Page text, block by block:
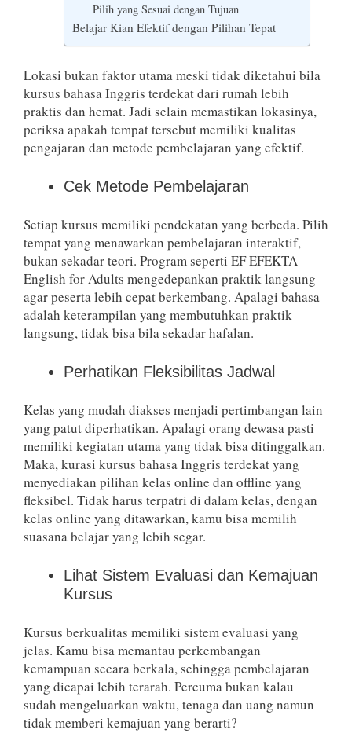
Pilih yang Sesuai dengan Tujuan
Belajar Kian Efektif dengan Pilihan Tepat
Lokasi bukan faktor utama meski tidak diketahui bila
kursus bahasa Inggris terdekat dari rumah lebih
praktis dan hemat. Jadi selain memastikan lokasinya,
periksa apakah tempat tersebut memiliki kualitas
pengajaran dan metode pembelajaran yang efektif.
Cek Metode Pembelajaran
Setiap kursus memiliki pendekatan yang berbeda. Pilih
tempat yang menawarkan pembelajaran interaktif,
bukan sekadar teori. Program seperti EF EFEKTA
English for Adults mengedepankan praktik langsung
agar peserta lebih cepat berkembang. Apalagi bahasa
adalah keterampilan yang membutuhkan praktik
langsung, tidak bisa bila sekadar hafalan.
Perhatikan Fleksibilitas Jadwal
Kelas yang mudah diakses menjadi pertimbangan lain
yang patut diperhatikan. Apalagi orang dewasa pasti
memiliki kegiatan utama yang tidak bisa ditinggalkan.
Maka, kurasi kursus bahasa Inggris terdekat yang
menyediakan pilihan kelas online dan offline yang
fleksibel. Tidak harus terpatri di dalam kelas, dengan
kelas online yang ditawarkan, kamu bisa memilih
suasana belajar yang lebih segar.
Lihat Sistem Evaluasi dan Kemajuan
Kursus
Kursus berkualitas memiliki sistem evaluasi yang
jelas. Kamu bisa memantau perkembangan
kemampuan secara berkala, sehingga pembelajaran
yang dicapai lebih terarah. Percuma bukan kalau
sudah mengeluarkan waktu, tenaga dan uang namun
tidak memberi kemajuan yang berarti?